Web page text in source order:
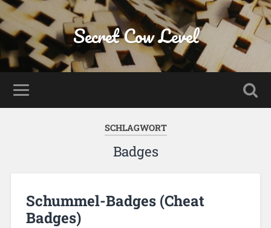
Secret Cow Level
SCHLAGWORT
Badges
Schummel-Badges (Cheat
Badges)